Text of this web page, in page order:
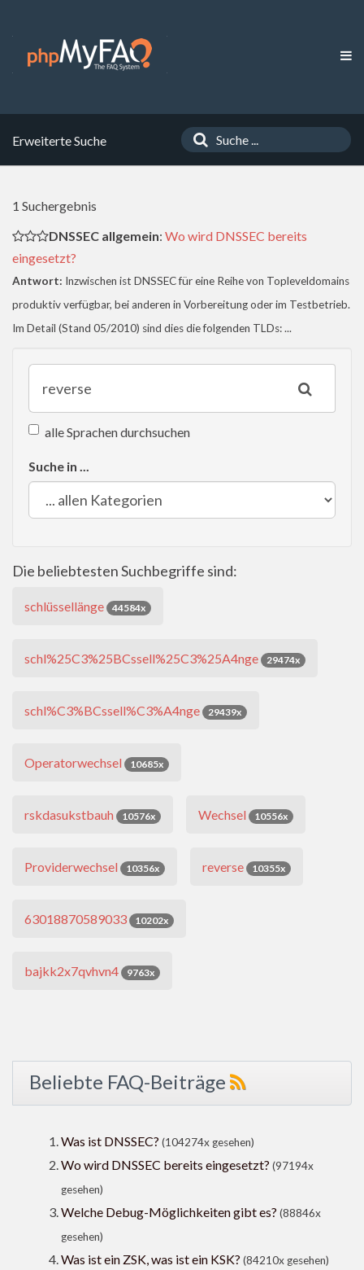
Erweiterte Suche
1 Suchergebnis
DNSSEC allgemein: Wo wird DNSSEC bereits
eingesetzt?
Antwort: Inzwischen ist DNSSEC für eine Reihe von Topleveldomains
produktiv verfügbar, bei anderen in Vorbereitung oder im Testbetrieb.
Im Detail (Stand 05/2010) sind dies die folgenden TLDs: ...
alle Sprachen durchsuchen
Suche in ...
Die beliebtesten Suchbegriffe sind:
schlüssellänge 44584x
schl%25C3%25BCssell%25C3%25A4nge 29474x
schl%C3%BCssell%C3%A4nge 29439x
Operatorwechsel 10685x
rskdasukstbauh 10576x Wechsel 10556x
Providerwechsel 10356x reverse 10355x
63018870589033 10202x
bajkk2x7qvhvn4 9763x
Beliebte FAQ-Beiträge
Was ist DNSSEC? (104274x gesehen)
Wo wird DNSSEC bereits eingesetzt? (97194x
gesehen)
Welche Debug-Möglichkeiten gibt es? (88846x
gesehen)
Was ist ein ZSK, was ist ein KSK? (84210x gesehen)